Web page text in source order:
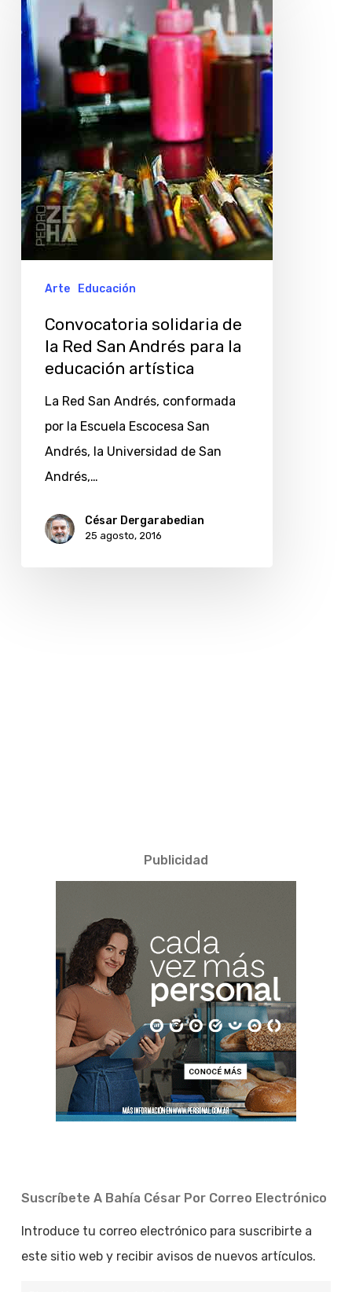
solidaria
de
la
Red
San
Andrés para
educación
artística
Arte Educación
Convocatoria solidaria de
la Red San Andrés para la
educación artística
La Red San Andrés, conformada
por la Escuela Escocesa San
Andrés, la Universidad de San
Andrés,…
César Dergarabedian
25 agosto, 2016
Publicidad
Suscríbete A Bahía César Por Correo Electrónico
Introduce tu correo electrónico para suscribirte a
este sitio web y recibir avisos de nuevos artículos.